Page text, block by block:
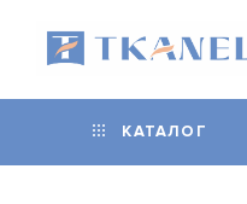
КАТАЛОГ